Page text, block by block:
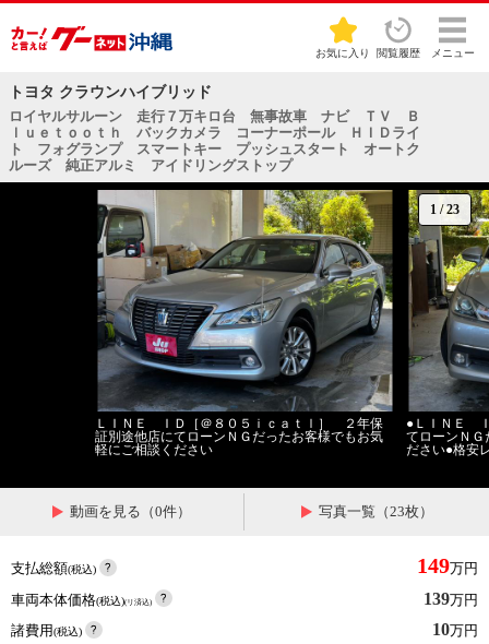
お気に入り 閲覧履歴 メニュー
トヨタ クラウンハイブリッド
ロイヤルサルーン 走行７万キロ台 無事故車 ナビ ＴＶ Ｂ
ｌｕｅｔｏｏｔｈ バックカメラ コーナーポール ＨＩＤライ
ト フォグランプ スマートキー プッシュスタート オートク
ルーズ 純正アルミ アイドリングストップ
1 /23
ＬＩＮＥ ＩＤ［＠８０５ｉｃａｔｌ］ ２年保
証別途他店にてローンＮＧだったお客様でもお気
軽にご相談ください
●ＬＩＮＥ
てローンＮＧ
ださい●格安
動画を見る（0件） 写真一覧（23枚）
支払総額(税込) 149万円
車両本体価格(税込)(リ済込) 139万円
諸費用(税込) 10万円